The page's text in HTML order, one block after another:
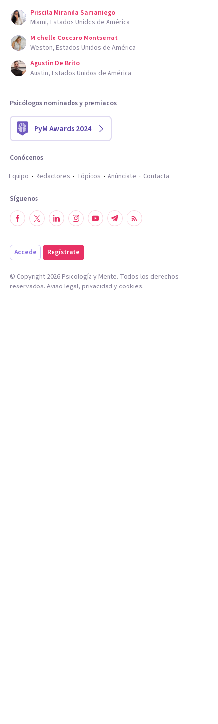
Priscila Miranda Samaniego
Miami, Estados Unidos de América
Michelle Coccaro Montserrat
Weston, Estados Unidos de América
Agustin De Brito
Austin, Estados Unidos de América
Psicólogos nominados y premiados
PyM Awards 2024
Conócenos
Equipo
Redactores Tópicos Anúnciate Contacta
Síguenos
Accede Regístrate
© Copyright 2026Psicología y Mente. Todos los derechos
reservados. Aviso legal, privacidad y cookies.